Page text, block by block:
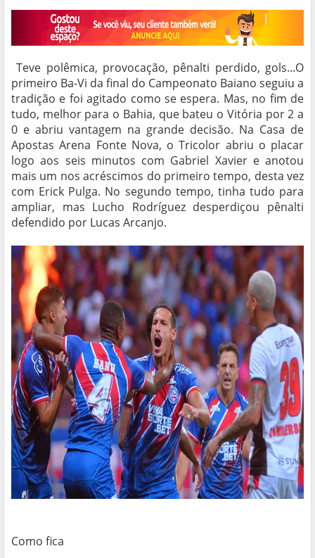
Teve polêmica, provocação, pênalti perdido, gols...O
primeiro Ba-Vi da final do Campeonato Baiano seguiu a
tradição e foi agitado como se espera. Mas, no fim de
tudo, melhor para o Bahia, que bateu o Vitória por 2 a
0 e abriu vantagem na grande decisão. Na Casa de
Apostas Arena Fonte Nova, o Tricolor abriu o placar
logo aos seis minutos com Gabriel Xavier e anotou
mais um nos acréscimos do primeiro tempo, desta vez
com Erick Pulga. No segundo tempo, tinha tudo para
ampliar, mas Lucho Rodríguez desperdiçou pênalti
defendido por Lucas Arcanjo.
Como fica